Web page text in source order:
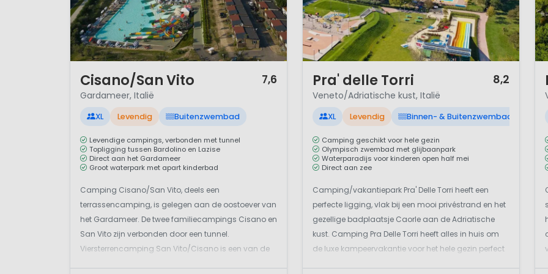
Cisano/San Vito 7,6
Gardameer, Italië
XL Levendig Buitenzwembad
Levendige campings, verbonden met tunnel
Topligging tussen Bardolino en Lazise
Direct aan het Gardameer
Groot waterpark met apart kinderbad
Camping Cisano/San Vito, deels een
terrassencamping, is gelegen aan de oostoever van
het Gardameer. De twee familiecampings Cisano en
San Vito zijn verbonden door een tunnel.
Viersterrencamping San Vito/Cisano is een van de
Pra' delle Torri 8,2
Veneto/Adriatische kust, Italië
XL Levendig Binnen- & Buitenzwembad
Camping geschikt voor hele gezin
Olympisch zwembad met glijbaanpark
Waterparadijs voor kinderen open half mei
Direct aan zee
Camping/vakantiepark Pra' Delle Torri heeft een
perfecte ligging, vlak bij een mooi privéstrand en het
gezellige badplaatsje Caorle aan de Adriatische
kust. Camping Pra Delle Torri heeft alles in huis om
de luxe kampeervakantie voor het hele gezin perfect